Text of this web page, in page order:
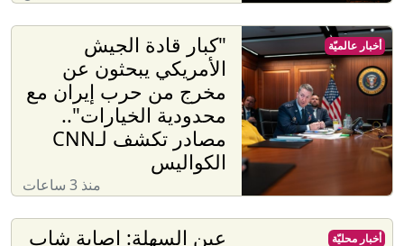
"كبار قادة الجيش
الأمريكي يبحثون عن
مخرج من حرب إيران مع
محدودية الخيارات"..
مصادر تكشف لـCNN
الكواليس
منذ 3 ساعات
أخبار عالميّة
عين السهلة: إصابة شاب
أخبار محليّة